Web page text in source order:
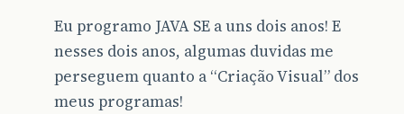
Eu programo JAVA SE a uns dois anos! E
nesses dois anos, algumas duvidas me
perseguem quanto a “Criação Visual” dos
meus programas!